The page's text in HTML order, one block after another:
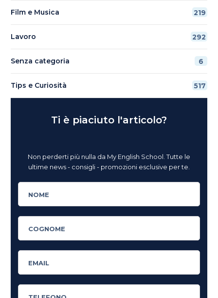
Film e Musica 219
Lavoro 292
Senza categoria 6
Tips e Curiosità 517
Ti è piaciuto l'articolo?
Non perderti più nulla da My English School. Tutte le
ultime news - consigli - promozioni esclusive per te.